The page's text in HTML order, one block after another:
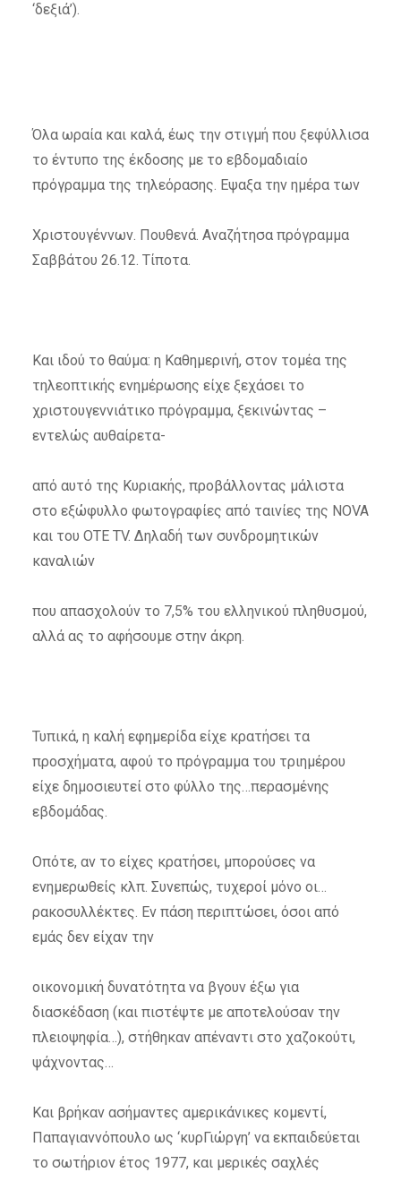
‘δεξιά’).
Όλα ωραία και καλά, έως την στιγμή που ξεφύλλισα
το έντυπο της έκδοσης με το εβδομαδιαίο
πρόγραμμα της τηλεόρασης. Εψαξα την ημέρα των
Χριστουγέννων. Πουθενά. Αναζήτησα πρόγραμμα
Σαββάτου 26.12. Τίποτα.
Και ιδού το θαύμα: η Καθημερινή, στον τομέα της
τηλεοπτικής ενημέρωσης είχε ξεχάσει το
χριστουγεννιάτικο πρόγραμμα, ξεκινώντας –
εντελώς αυθαίρετα-
από αυτό της Κυριακής, προβάλλοντας μάλιστα
στο εξώφυλλο φωτογραφίες από ταινίες της NOVA
και του ΟΤΕ TV. Δηλαδή των συνδρομητικών
καναλιών
που απασχολούν το 7,5% του ελληνικού πληθυσμού,
αλλά ας το αφήσουμε στην άκρη.
Τυπικά, η καλή εφημερίδα είχε κρατήσει τα
προσχήματα, αφού το πρόγραμμα του τριημέρου
είχε δημοσιευτεί στο φύλλο της…περασμένης
εβδομάδας.
Οπότε, αν το είχες κρατήσει, μπορούσες να
ενημερωθείς κλπ. Συνεπώς, τυχεροί μόνο οι…
ρακοσυλλέκτες. Εν πάση περιπτώσει, όσοι από
εμάς δεν είχαν την
οικονομική δυνατότητα να βγουν έξω για
διασκέδαση (και πιστέψτε με αποτελούσαν την
πλειοψηφία…), στήθηκαν απέναντι στο χαζοκούτι,
ψάχνοντας…
Και βρήκαν ασήμαντες αμερικάνικες κομεντί,
Παπαγιαννόπουλο ως ‘κυρΓιώργη’ να εκπαιδεύεται
το σωτήριον έτος 1977, και μερικές σαχλές